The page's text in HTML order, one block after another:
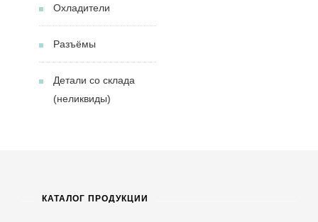
Охладители
Разъёмы
Детали со склада
(неликвиды)
КАТАЛОГ ПРОДУКЦИИ